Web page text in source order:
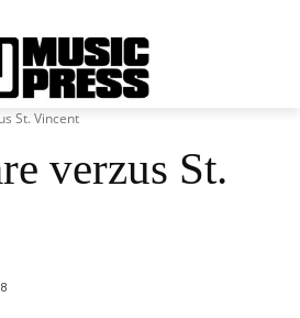
St. Vincent
verzus St.